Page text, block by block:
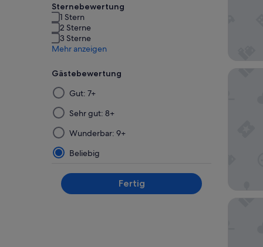
Sternebewertung
1 Stern
2 Sterne
3 Sterne
Mehr anzeigen
Gästebewertung
Die
Ergebnisse
werden
nach
der
Auswahl
und
Anwendung
eines
Gut: 7+
Sehr gut: 8+
Wunderbar: 9+
Beliebig
Fertig